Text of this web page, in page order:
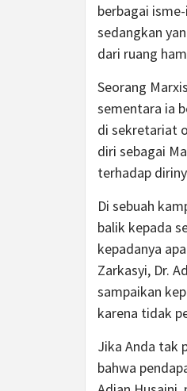
berbagai
sedangkan
dari ruang
Seorang
sementara ia
di sekretariat
diri sebagai
terhadap
Di sebuah
balik kepada
kepadanya
Zarkasyi, Dr.
sampaikan
karena tidak
Jika Anda tak
bahwa